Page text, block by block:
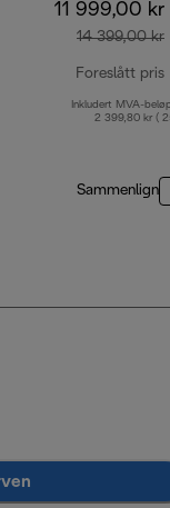
11 999,00 kr
14 399,00 kr
Foreslått pris
Inkludert MVA-
2 399,80 kr (
Sammenlign